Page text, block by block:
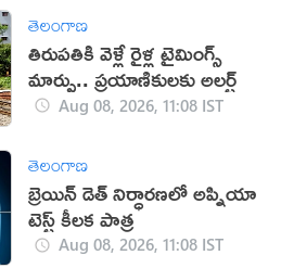
తెలంగాణ
తిరుపతికి వెళ్లే రైళ్ల టైమింగ్స్
మార్పు.. ప్రయాణికులకు అలర్ట్
Aug 08, 2026, 11:08 IST
తెలంగాణ
బ్రెయిన్ డెత్ నిర్ధారణలో అప్నియా
టెస్ట్ కీలక పాత్ర
Aug 08, 2026, 11:08 IST